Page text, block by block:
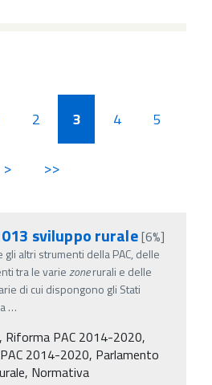
2 3 4 5
> >>
sviluppo rurale[6%]
altri strumenti della PAC, delle
tra le variezonerurali e delle
di cui dispongono gli Stati
…
Riforma PAC 2014-2020,
2014-2020, Parlamento
Normativa